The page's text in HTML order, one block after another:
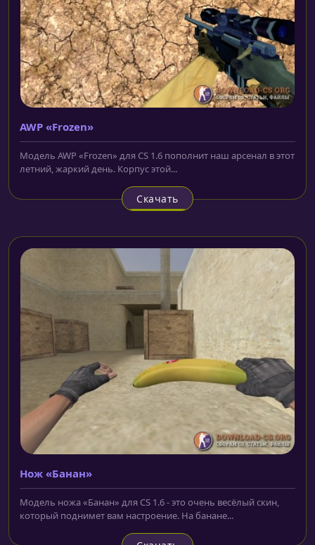
AWP «Frozen»
Модель AWP «Frozen» для CS 1.6 пополнит наш арсенал в этот
летний, жаркий день. Корпус этой...
Скачать
Нож «Банан»
Модель ножа «Банан» для CS 1.6 - это очень весёлый скин,
который поднимет вам настроение. На банане...